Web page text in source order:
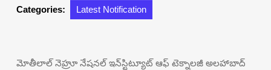
Categories: Latest Notification
మోతీలాల్ నెహ్రూ నేషనల్ ఇన్‌స్టిట్యూట్ ఆఫ్ టెక్నాలజీ అలహాబాద్